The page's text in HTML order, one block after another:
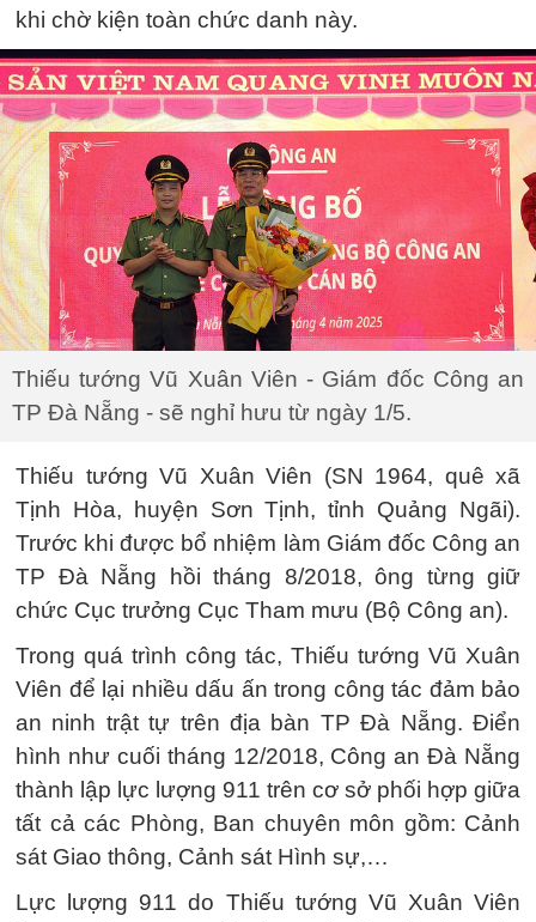
khi chờ kiện toàn chức danh này.
Thiếu tướng Vũ Xuân Viên - Giám đốc Công an
TP Đà Nẵng - sẽ nghỉ hưu từ ngày 1/5.
Thiếu tướng Vũ Xuân Viên (SN 1964, quê xã
Tịnh Hòa, huyện Sơn Tịnh, tỉnh Quảng Ngãi).
Trước khi được bổ nhiệm làm Giám đốc Công an
TP Đà Nẵng hồi tháng 8/2018, ông từng giữ
chức Cục trưởng Cục Tham mưu (Bộ Công an).
Trong quá trình công tác, Thiếu tướng Vũ Xuân
Viên để lại nhiều dấu ấn trong công tác đảm bảo
an ninh trật tự trên địa bàn TP Đà Nẵng. Điển
hình như cuối tháng 12/2018, Công an Đà Nẵng
thành lập lực lượng 911 trên cơ sở phối hợp giữa
tất cả các Phòng, Ban chuyên môn gồm: Cảnh
sát Giao thông, Cảnh sát Hình sự,…
Lực lượng 911 do Thiếu tướng Vũ Xuân Viên